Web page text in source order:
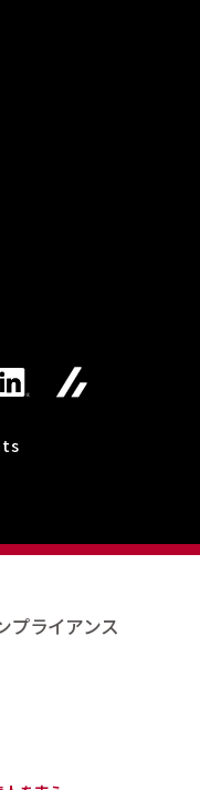
プライアンス